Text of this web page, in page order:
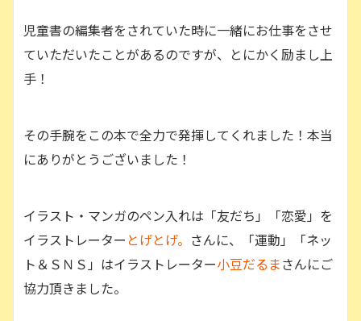
児童書の編集者をされていた時に一緒にお仕事をさせ
ていただいたことがあるのですが、とにかく励まし上
手！
その手腕をこの本で全力で発揮してくれました！本当
にありがとうございました！
イラスト・マンガのペン入れは「友だち」「恋愛」を
イラストレーター とげとげ。 さんに、「運動」「ネッ
ト＆ＳＮＳ」はイラストレーター小豆だるまさんにご
協力頂きました。